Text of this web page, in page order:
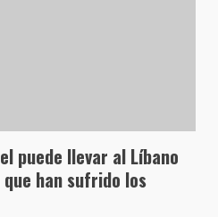
puede llevar al Líbano
han sufrido los